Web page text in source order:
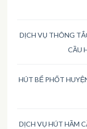
DỊCH VỤ THÔNG
CẦU
HÚT BỂ PHỐT
DỊCH VỤ HÚT HẦM